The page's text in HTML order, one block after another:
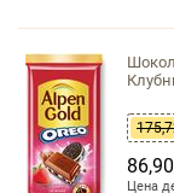
Цена